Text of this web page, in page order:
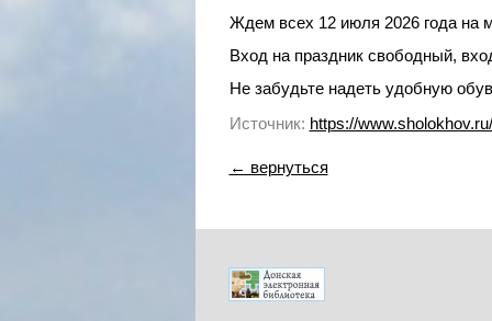
Ждем всех 12 июля 2026 года на
Вход на праздник свободный,
Не забудьте надеть удобную
Источник: https://
← вернуться